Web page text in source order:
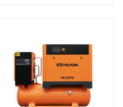
너지 기준보다—20% 높은 효율을
제공하는 소규모 작업장을 위해
특별히 설계된 비용 효율적인 에
너지 절약 솔루션입니다.